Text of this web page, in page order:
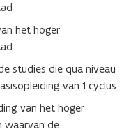
het hoger
studies die qua niveau
van 1 cyclus
van het hoger
waarvan de